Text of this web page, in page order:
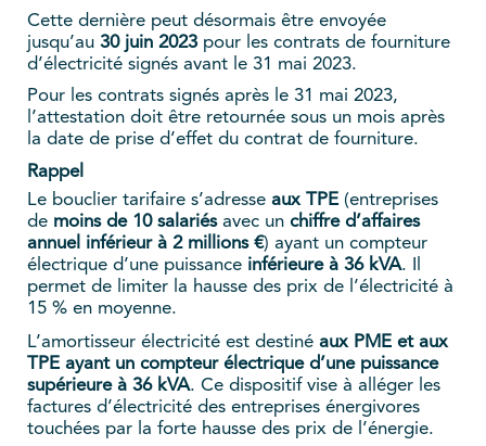
Cette dernière peut désormais être envoyée
jusqu’au 30 juin 2023 pour les contrats de fourniture
d’électricité signés avant le 31 mai 2023.
Pour les contrats signés après le 31 mai 2023,
l’attestation doit être retournée sous un mois après
la date de prise d’effet du contrat de fourniture.
Rappel
Le bouclier tarifaire s’adresse aux TPE (entreprises
de moins de 10 salariésavec un chiffre d’affaires
annuel inférieur à 2 millions €) ayant un compteur
électrique d’une puissance inférieure à 36 kVA. Il
permet de limiter la hausse des prix de l’électricité à
15 % en moyenne.
L’amortisseur électricité est destiné aux PME et aux
TPE ayant un compteur électrique d’une puissance
supérieure à 36 kVA. Ce dispositif vise à alléger les
factures d’électricité des entreprises énergivores
touchées par la forte hausse des prix de l’énergie.